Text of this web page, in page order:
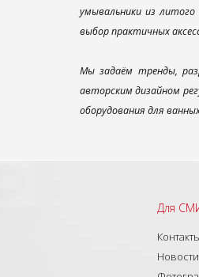
умывальники из
выбор практичных
Мы задаём тренды,
авторским дизайном
оборудования для
Для
Контакты
Новости